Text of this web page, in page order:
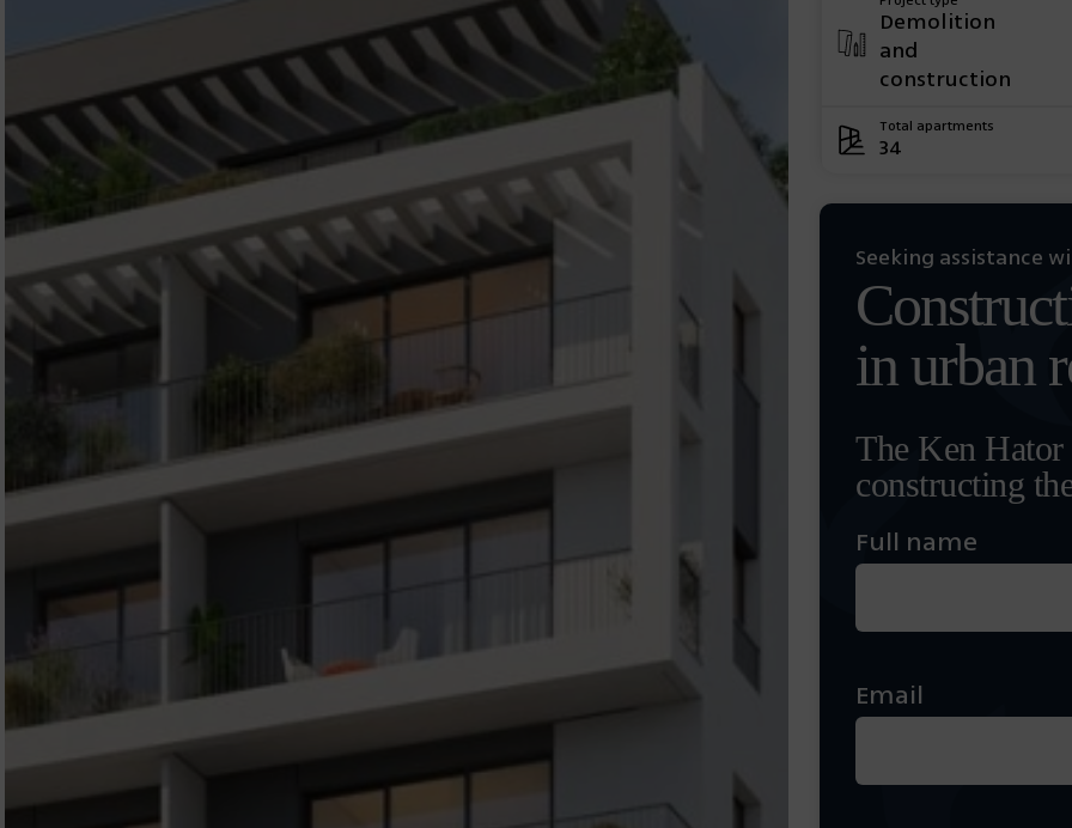
Demolition
and
construction
Total apartments
34
Seeking assistance
in urban
The Ken Hator
constructing
Full name
Email